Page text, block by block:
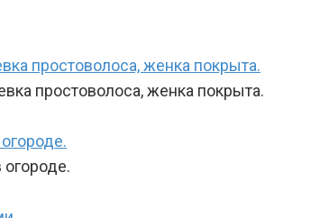
простоволоса, женка покрыта.
простоволоса, женка покрыта.
огороде.